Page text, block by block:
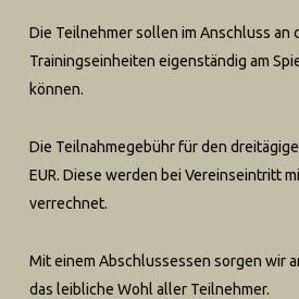
Die Teilnehmer sollen im Anschluss an
Trainingseinheiten eigenständig am
können.
Die Teilnahmegebühr für den dreitä
EUR. Diese werden bei Vereinseintritt
verrechnet.
Mit einem Abschlussessen sorgen wir
das leibliche Wohl aller Teilnehmer.